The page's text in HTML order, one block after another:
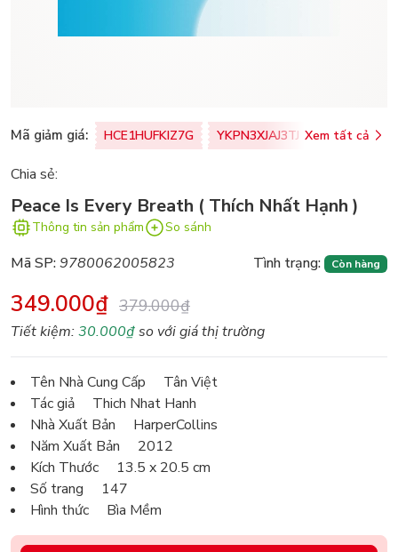
Mã giảm giá: HCE1HUFKIZ7G YKPN3XJAJ3TJ Xem tất cả
Chia sẻ:
Peace Is Every Breath ( Thích Nhất Hạnh )
Thông tin sản phẩm So sánh
Mã SP:9780062005823 Tình trạng: Còn hàng
349.000₫ 379.000₫
Tiết kiệm:30.000₫so với giá thị trường
Tên Nhà Cung Cấp Tân Việt
Tác giả Thich Nhat Hanh
Nhà Xuất Bản HarperCollins
Năm Xuất Bản 2012
Kích Thước 13.5 x 20.5 cm
Số trang 147
Hình thức Bìa Mềm